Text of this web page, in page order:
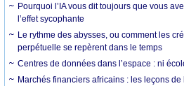
Pourquoi l’IA vous dit toujours que vous
l’effet sycophante
Le rythme des abysses, ou comment les
perpétuelle se repèrent dans le temps
Centres de données dans l’espace : ni
Marchés financiers africains : les leçons